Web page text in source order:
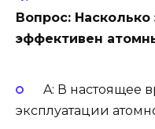
Вопрос:
эффективен
A: В настоящее
эксплуатации